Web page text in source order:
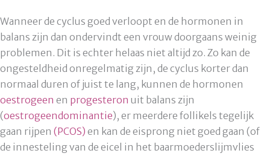
Wanneer de cyclus goed verloopt en de hormonen in
balans zijn dan ondervindt een vrouw doorgaans weinig
problemen. Dit is echter helaas niet altijd zo. Zo kan de
ongesteldheid onregelmatig zijn, de cyclus korter dan
normaal duren of juist te lang, kunnen de hormonen
oestrogeen en progesteron uit balans zijn
(oestrogeendominantie), er meerdere follikels tegelijk
gaan rijpen (PCOS) en kan de eisprong niet goed gaan (of
de innesteling van de eicel in het baarmoederslijmvlies